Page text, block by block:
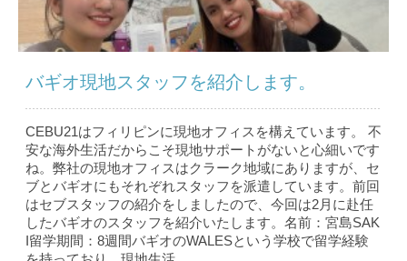
バギオ現地スタッフを紹介します。
CEBU21はフィリピンに現地オフィスを構えています。 不
安な海外生活だからこそ現地サポートがないと心細いです
ね。弊社の現地オフィスはクラーク地域にありますが、セ
ブとバギオにもそれぞれスタッフを派遣しています。前回
はセブスタッフの紹介をしましたので、今回は2月に赴任
したバギオのスタッフを紹介いたします。名前：宮島SAK
I留学期間：8週間バギオのWALESという学校で留学経験